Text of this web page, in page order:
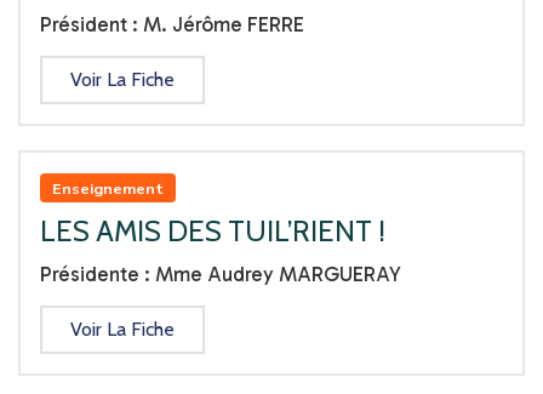
Président : M. Jérôme FERRE
Voir La Fiche
Enseignement
LES AMIS DES TUIL’RIENT !
Présidente : Mme Audrey MARGUERAY
Voir La Fiche